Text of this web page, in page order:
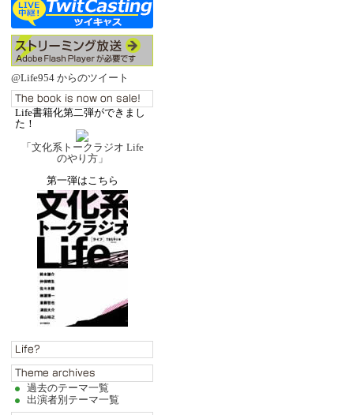
@Life954 からのツイート
Life書籍化第二弾ができまし
た！
「文化系トークラジオ Life
のやり方」
第一弾はこちら
過去のテーマ一覧
出演者別テーマ一覧